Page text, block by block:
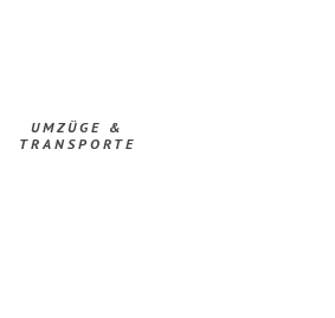
UMZÜGE &
TRANSPORTE